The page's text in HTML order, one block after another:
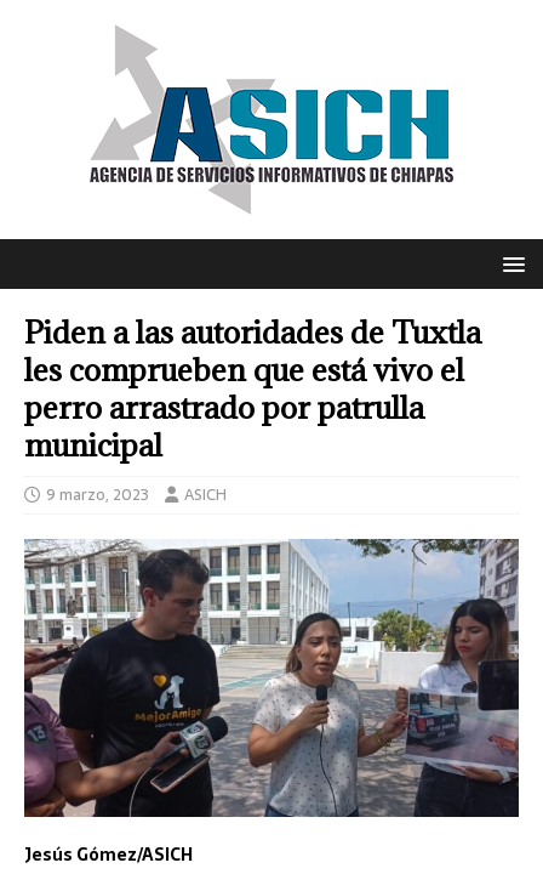
Piden a las autoridades de Tuxtla
les comprueben que está vivo el
perro arrastrado por patrulla
municipal
9 marzo, 2023 ASICH
Jesús Gómez/ASICH